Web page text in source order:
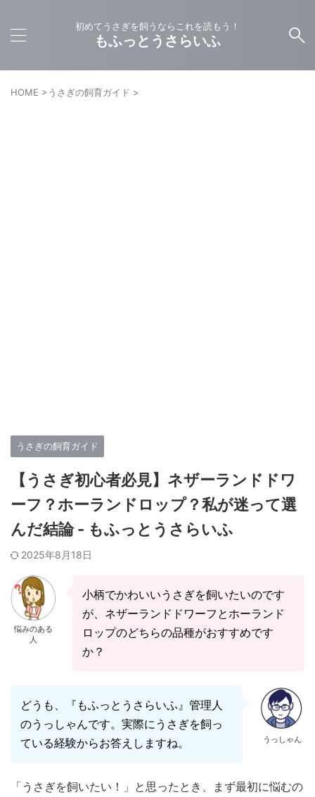
初めてうさぎを飼うならこれを読もう！
もふっとうさらいふ
HOME >うさぎの飼育ガイド >
うさぎの飼育ガイド
【うさぎ初心者必見】ネザーランドドワ
ーフ？ホーランドロップ？私が迷って選
んだ結論 - もふっとうさらいふ
2025年8月18日
悩みのある
人
小柄でかわいいうさぎを飼いたいのです
が、ネザーランドドワーフとホーランド
ロップのどちらの品種がおすすめです
か？
うっしゃん
どうも、『もふっとうさらいふ』管理人
のうっしゃんです。実際にうさぎを飼っ
ている経験からお答えしますね。
「うさぎを飼いたい！」と思ったとき、まず最初に悩むの